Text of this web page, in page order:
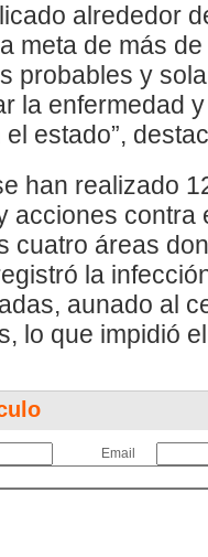
alrededor
meta de más
probables y
la enfermedad
estado”,
han realizado
acciones contra
cuatro áreas
la
aunado al
lo que impidió
Email